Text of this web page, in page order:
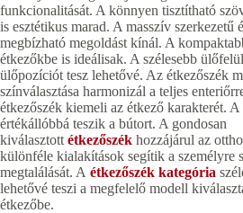
funkcionalitását. A könnyen tisztítható
is esztétikus marad. A masszív szerkezetű
megbízható megoldást kínál. A
étkezőkbe is ideálisak. A szélesebb
ülőpozíciót tesz lehetővé. Az étkezőszék
színválasztása harmonizál a teljes
étkezőszék kiemeli az étkező karakterét.
értékállóbbá teszik a bútort. A gondosan
kiválasztott étkezőszék hozzájárul az
különféle kialakítások segítik a személyre
megtalálását. A étkezőszék kategória
lehetővé teszi a megfelelő modell
étkezőbe.